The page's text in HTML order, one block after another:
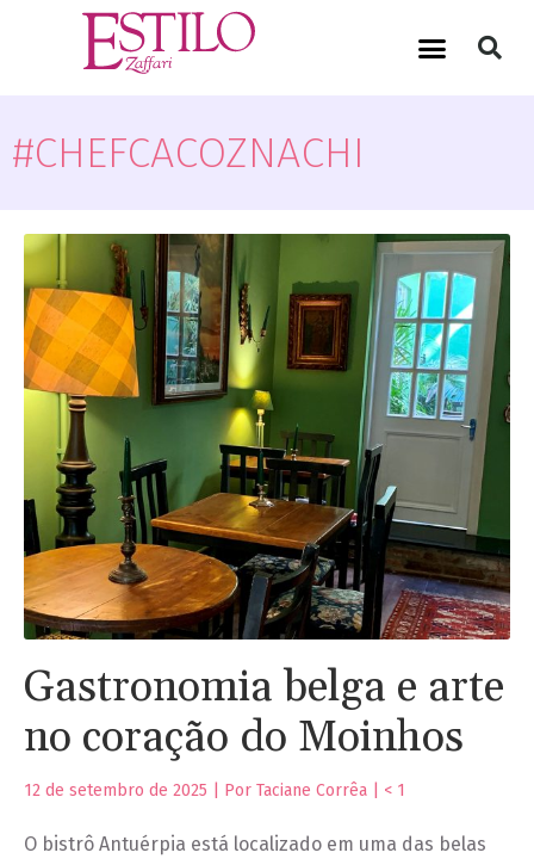
#CHEFCACOZNACHI
Gastronomia belga e arte
no coração do Moinhos
12 de setembro de 2025 | Por Taciane Corrêa | < 1
O bistrô Antuérpia está localizado em uma das belas